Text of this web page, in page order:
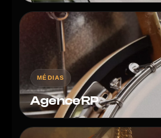
MÉDIAS
Agence RP